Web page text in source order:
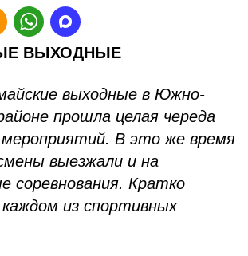
ВЫХОДНЫЕ
выходные в Южно-
прошла целая череда
В это же время
выезжали и на
соревнования. Кратко
из спортивных